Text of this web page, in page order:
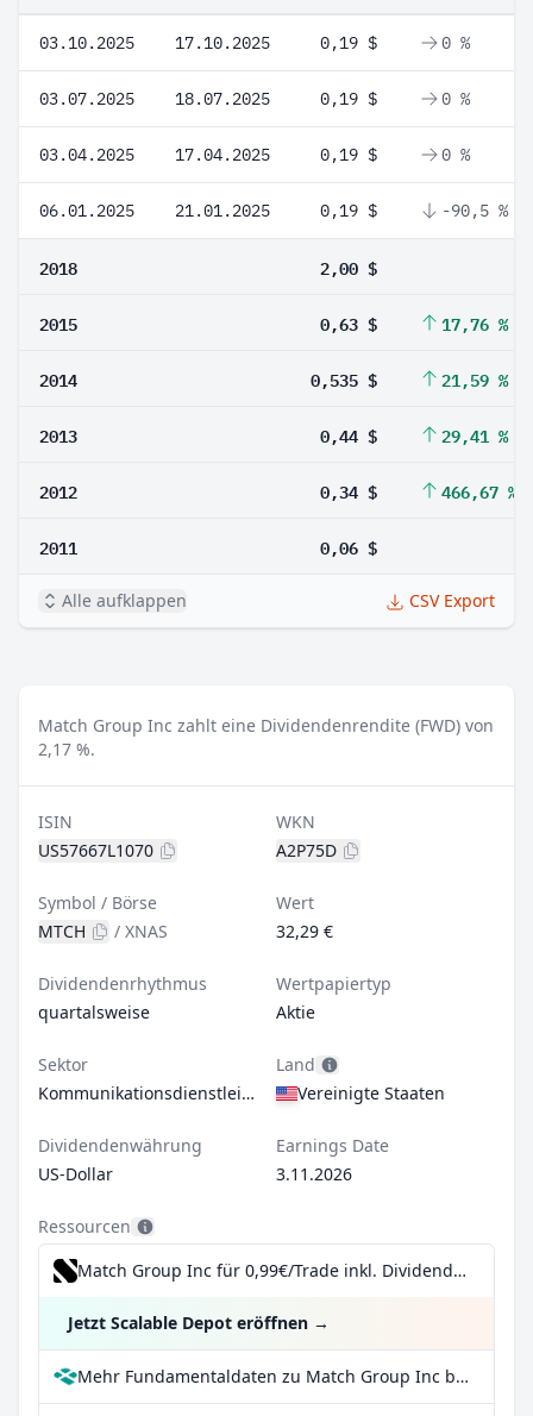
03.10.2025 17.10.2025 0,19 $ 0 %
03.07.2025 18.07.2025 0,19 $ 0 %
03.04.2025 17.04.2025 0,19 $ 0 %
06.01.2025 21.01.2025 0,19 $ -90,5 %
2018 2,00 $
2015 0,63 $ 17,76 %
2014 0,535 $ 21,59 %
2013 0,44 $ 29,41 %
2012 0,34 $ 466,67 %
2011 0,06 $
Alle aufklappen CSV Export
Match Group Inc zahlt eine Dividendenrendite (FWD) von
2,17 %.
ISIN
US57667L1070
WKN
A2P75D
Symbol / Börse
MTCH
/ XNAS
Wert
32,29 €
Dividendenrhythmus
quartalsweise
Wertpapiertyp
Aktie
Sektor
Kommunikationsdienstleistungen
Land
Vereinigte Staaten
Dividendenwährung
US-Dollar
Earnings Date
3.11.2026
Ressourcen
Match Group Inc für 0,99€/Trade inkl. Dividend Reinvestment Plan
Jetzt Scalable Depot eröffnen →
Mehr Fundamentaldaten zu Match Group Inc bei Parqet